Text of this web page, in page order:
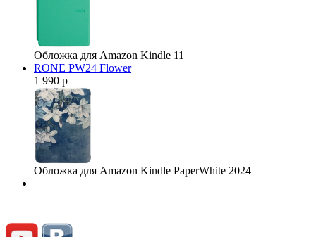
Обложка для Amazon Kindle 11
RONE PW24 Flower
1 990 р
Обложка для Amazon Kindle PaperWhite 2024